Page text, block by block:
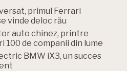
primul Ferrari
vinde deloc rău
auto chinez, printre
100 de companii din lume
BMW iX3, un succes